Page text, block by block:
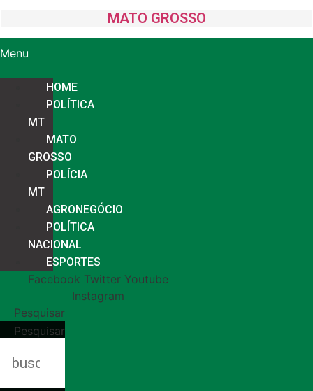
MATO GROSSO
Menu
HOME
POLÍTICA
MT
MATO
GROSSO
POLÍCIA
MT
AGRONEGÓCIO
POLÍTICA
NACIONAL
ESPORTES
Facebook Twitter Youtube
Instagram
Pesquisar
Pesquisar